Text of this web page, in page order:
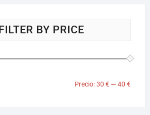
FILTER BY PRICE
Precio:30 € —40 €